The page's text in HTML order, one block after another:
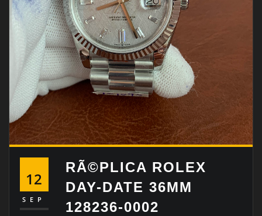
12
SEP
RÃ©PLICA ROLEX
DAY-DATE 36MM
128236-0002